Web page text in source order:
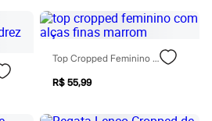
Top Cropped Feminino Com Alças Finas Marrom
R$ 55,99